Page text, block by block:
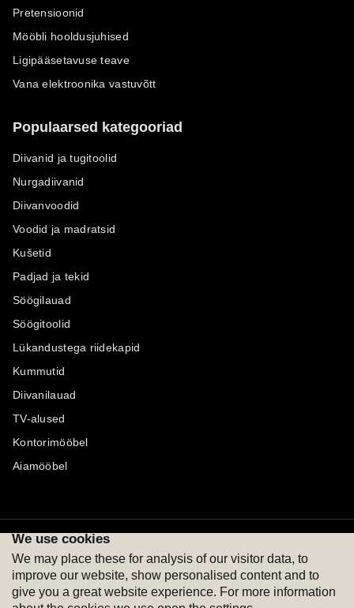
Pretensioonid
Mööbli hooldusjuhised
Ligipääsetavuse teave
Vana elektroonika vastuvõtt
Populaarsed kategooriad
Diivanid ja tugitoolid
Nurgadiivanid
Diivanvoodid
Voodid ja madratsid
Kušetid
Padjad ja tekid
Söögilauad
Söögitoolid
Lükandustega riidekapid
Kummutid
Diivanilauad
TV-alused
Kontorimööbel
Aiamööbel
Maksevõimalused
We use cookies
We may place these for analysis of our visitor data, to
improve our website, show personalised content and to
give you a great website experience. For more information